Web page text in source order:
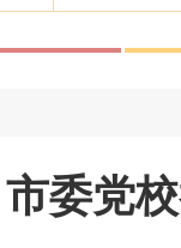
市委党